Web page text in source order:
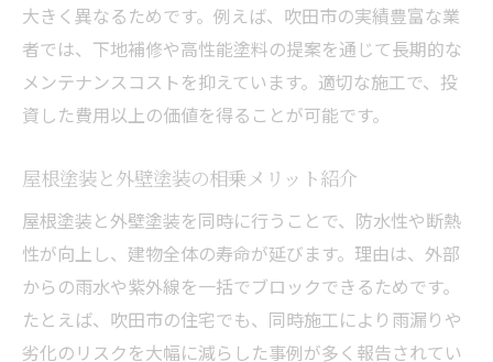
大きく異なるためです。例えば、吹田市の実績豊富な業
者では、下地補修や高性能塗料の提案を通じて長期的な
メンテナンスコストを抑えています。適切な施工で、投
資した費用以上の価値を得ることが可能です。
屋根塗装と外壁塗装の相乗メリット紹介
屋根塗装と外壁塗装を同時に行うことで、防水性や断熱
性が向上し、建物全体の寿命が延びます。理由は、外部
からの雨水や紫外線を一括でブロックできるためです。
たとえば、吹田市の住宅でも、同時施工により雨漏りや
劣化のリスクを大幅に減らした事例が多く報告されてい